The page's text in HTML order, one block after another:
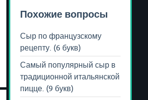
Похожие вопросы
Сыр по французскому
рецепту. (6 букв)
Самый популярный сыр в
традиционной итальянской
пицце. (9 букв)